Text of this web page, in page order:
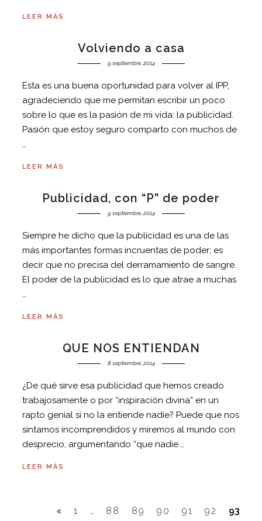
LEER MÁS
Volviendo a casa
9 septiembre, 2014
Esta es una buena oportunidad para volver al IPP,
agradeciendo que me permitan escribir un poco
sobre lo que es la pasión de mi vida: la publicidad.
Pasión que estoy seguro comparto con muchos de
LEER MÁS
Publicidad, con “P” de poder
9 septiembre, 2014
Siempre he dicho que la publicidad es una de las
más importantes formas incruentas de poder; es
decir que no precisa del derramamiento de sangre.
El poder de la publicidad es lo que atrae a muchas
LEER MÁS
QUE NOS ENTIENDAN
8 septiembre, 2014
¿De qué sirve esa publicidad que hemos creado
trabajosamente o por “inspiración divina” en un
rapto genial si no la entiende nadie? Puede que nos
sintamos incomprendidos y miremos al mundo con
desprecio, argumentando “que nadie …
LEER MÁS
1 … 88 89 90 91 92 93